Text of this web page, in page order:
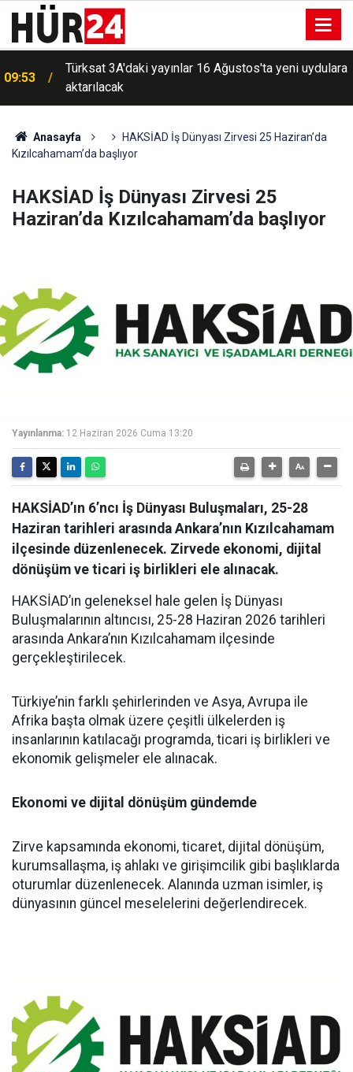
09:53
Türksat 3A'daki yayınlar 16 Ağustos'ta yeni uydulara
aktarılacak
09:51
Umut Kervanı'ndan Gazze'deki Şifa Hastanesi için
destek çağrısı
Anasayfa
HAKSİAD İş Dünyası Zirvesi 25 Haziran’da
Kızılcahamam’da başlıyor
HAKSİAD İş Dünyası Zirvesi 25
Haziran’da Kızılcahamam’da başlıyor
Yayınlanma: 12 Haziran 2026 Cuma 13:20
HAKSİAD’ın 6’ncı İş Dünyası Buluşmaları, 25-28
Haziran tarihleri arasında Ankara’nın Kızılcahamam
ilçesinde düzenlenecek. Zirvede ekonomi, dijital
dönüşüm ve ticari iş birlikleri ele alınacak.
HAKSİAD’ın geleneksel hale gelen İş Dünyası
Buluşmalarının altıncısı, 25-28 Haziran 2026 tarihleri
arasında Ankara’nın Kızılcahamam ilçesinde
gerçekleştirilecek.
Türkiye’nin farklı şehirlerinden ve Asya, Avrupa ile
Afrika başta olmak üzere çeşitli ülkelerden iş
insanlarının katılacağı programda, ticari iş birlikleri ve
ekonomik gelişmeler ele alınacak.
Ekonomi ve dijital dönüşüm gündemde
Zirve kapsamında ekonomi, ticaret, dijital dönüşüm,
kurumsallaşma, iş ahlakı ve girişimcilik gibi başlıklarda
oturumlar düzenlenecek. Alanında uzman isimler, iş
dünyasının güncel meselelerini değerlendirecek.